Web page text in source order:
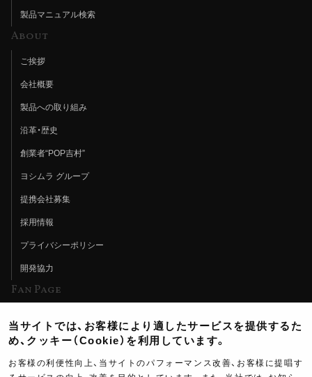
製品マニュアル検索
About
ご挨拶
会社概要
製品への取り組み
沿革・歴史
創業者“POP吉村”
ヨシムラ グループ
提携会社募集
採用情報
プライバシーポリシー
開発協力
Fan Page
ヨシムラTV
イベント情報
当サイトでは、お客様により適したサービスを提供するた
め、クッキー（Cookie）を利用しています。
お客様の利便性向上、当サイトのパフォーマンス改善、お客様に提唱す